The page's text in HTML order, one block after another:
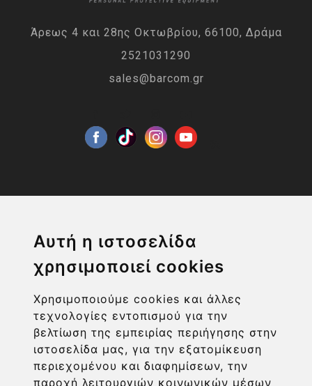
Αυτή η ιστοσελίδα
χρησιμοποιεί cookies
Χρησιμοποιούμε cookies και άλλες
τεχνολογίες εντοπισμού για την
βελτίωση της εμπειρίας περιήγησης στην
ιστοσελίδα μας, για την εξατομίκευση
περιεχομένου και διαφημίσεων, την
παροχή λειτουργιών κοινωνικών μέσων
Άρεως 4 και 28ης Οκτωβρίου, 66100, Δράμα
2521031290
sales@barcom.gr
ΧΡΗΣΙΜΑ LINKS
ΠΛΗΡΟΦΟΡΙΕΣ ΧΡΗΣΤΗ